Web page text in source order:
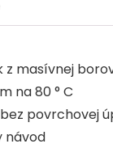
z masívnej
na 80 ° C
návod